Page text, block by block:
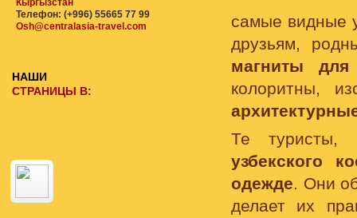
самые видные
друзьям,
магниты для
колоритны,
Те туристы,
узбекского
одежде. Они
делает их
Кыргызстан
Телефон: (+996) 55665 77 99
Osh@centralasia-travel.com
НАШИ
СТРАНИЦЫ В: